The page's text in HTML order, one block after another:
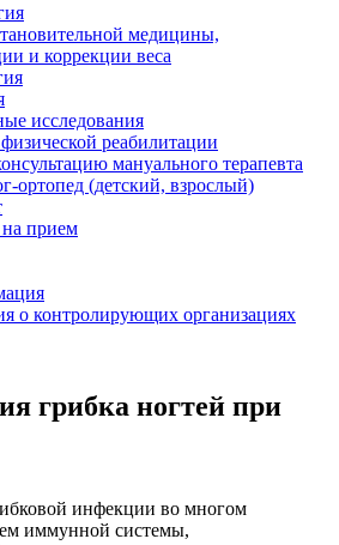
медицины,
и коррекции веса
исследования
реабилитации
мануального терапевта
ортопед (детский, взрослый)
на прием
о контролирующих организациях
грибка ногтей при
инфекции во многом
иммунной системы,